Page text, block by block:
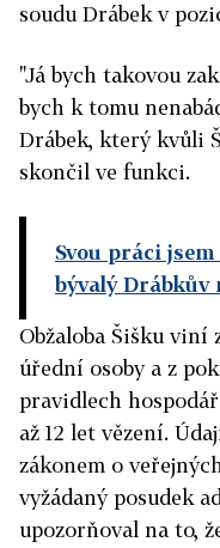
soudu Drábek v
"Já bych takovou
bych k tomu
Drábek, který kvůli
skončil ve funkci.
Svou práci
bývalý Drábkův
Obžaloba Šišku viní
úřední osoby a z
pravidlech
až 12 let vězení.
zákonem o
vyžádaný posudek
upozorňoval na to,